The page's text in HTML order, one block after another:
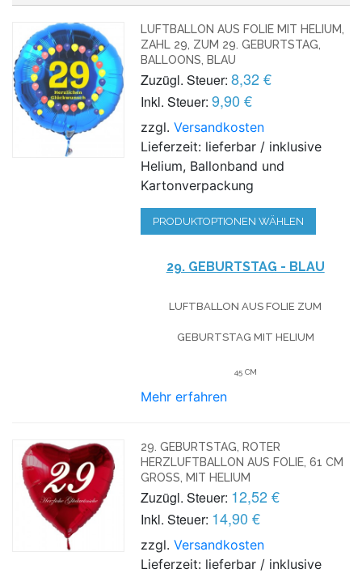
LUFTBALLON AUS FOLIE MIT HELIUM,
ZAHL 29, ZUM 29. GEBURTSTAG,
BALLOONS, BLAU
Zuzügl. Steuer: 8,32 €
Inkl. Steuer: 9,90 €
zzgl.Versandkosten
Lieferzeit: lieferbar / inklusive
Helium, Ballonband und
Kartonverpackung
PRODUKTOPTIONEN WÄHLEN
29. GEBURTSTAG - BLAU
LUFTBALLON AUS FOLIE ZUM
GEBURTSTAG MIT HELIUM
45 CM
Mehr erfahren
29. GEBURTSTAG, ROTER
HERZLUFTBALLON AUS FOLIE, 61 CM
GROSS, MIT HELIUM
Zuzügl. Steuer: 12,52 €
Inkl. Steuer: 14,90 €
zzgl.Versandkosten
Lieferzeit: lieferbar / inklusive